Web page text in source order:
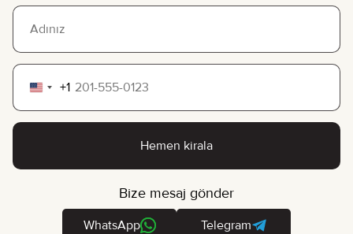
United
States
+1
Hemen kirala
Bize mesaj gönder
WhatsApp Telegram